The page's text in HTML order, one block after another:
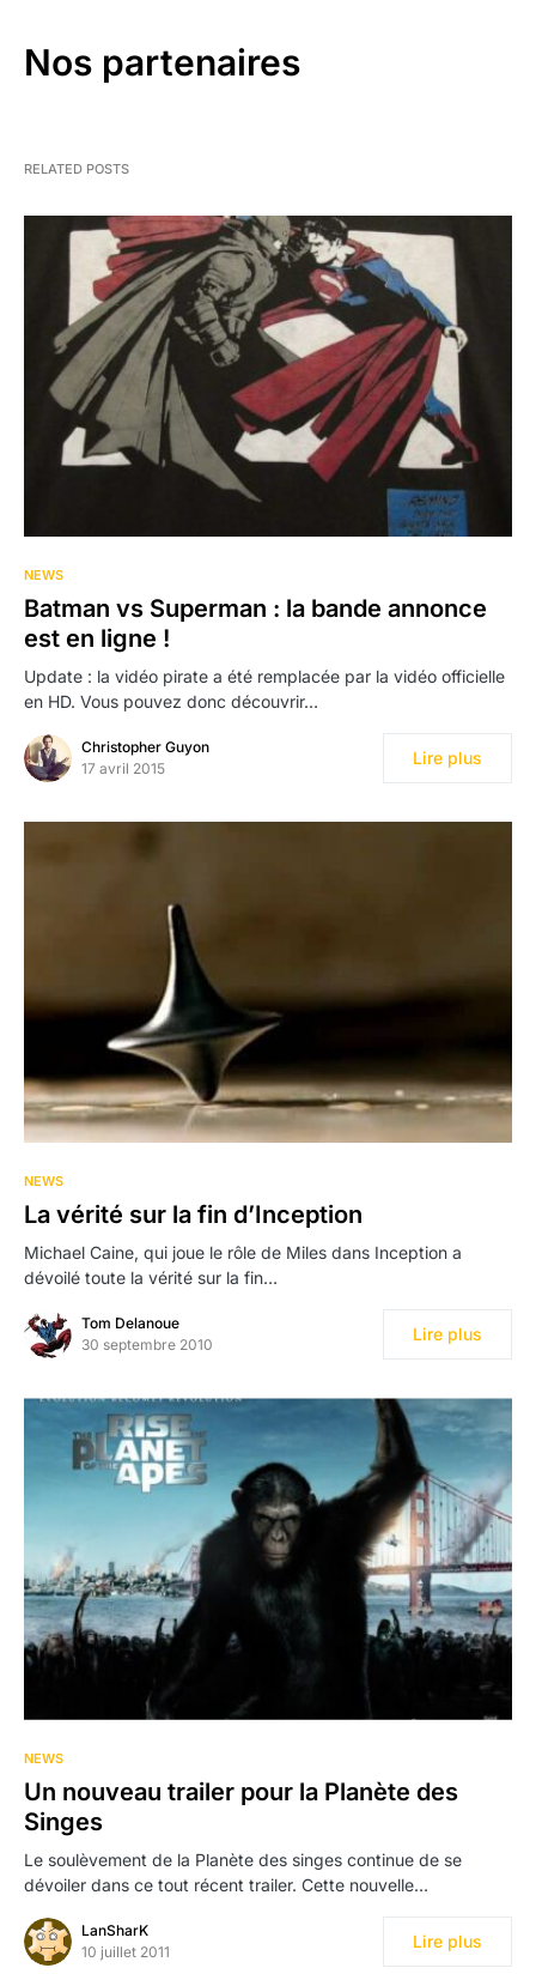
Nos partenaires
RELATED POSTS
NEWS
Batman vs Superman : la bande annonce
est en ligne !
Update : la vidéo pirate a été remplacée par la vidéo officielle
en HD. Vous pouvez donc découvrir…
Christopher Guyon
17 avril 2015
Lire plus
NEWS
La vérité sur la fin d’Inception
Michael Caine, qui joue le rôle de Miles dans Inception a
dévoilé toute la vérité sur la fin…
Tom Delanoue
30 septembre 2010
Lire plus
NEWS
Un nouveau trailer pour la Planète des
Singes
Le soulèvement de la Planète des singes continue de se
dévoiler dans ce tout récent trailer. Cette nouvelle…
LanSharK
10 juillet 2011
Lire plus